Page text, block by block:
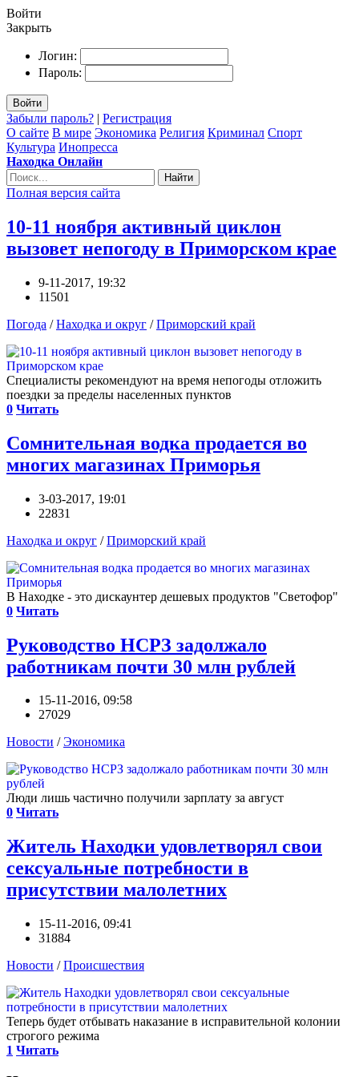
Войти
Закрыть
Логин:
Пароль:
Войти
Забыли пароль? | Регистрация
О сайте В мире Экономика Религия Криминал Спорт
Культура Инопресса
Находка Онлайн
Найти
Полная версия сайта
10-11 ноября активный циклон
вызовет непогоду в Приморском крае
9-11-2017, 19:32
11501
Погода /Находка и округ /Приморский край
Специалисты рекомендуют на время непогоды отложить
поездки за пределы населенных пунктов
0 Читать
Сомнительная водка продается во
многих магазинах Приморья
3-03-2017, 19:01
22831
Находка и округ /Приморский край
В Находке - это дискаунтер дешевых продуктов "Светофор"
0 Читать
Руководство НСРЗ задолжало
работникам почти 30 млн рублей
15-11-2016, 09:58
27029
Новости /Экономика
Люди лишь частично получили зарплату за август
0 Читать
Житель Находки удовлетворял свои
сексуальные потребности в
присутствии малолетних
15-11-2016, 09:41
31884
Новости /Происшествия
Теперь будет отбывать наказание в исправительной колонии
строгого режима
1 Читать